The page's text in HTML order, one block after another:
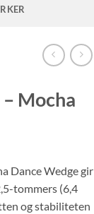
Mocha
Dance Wedge gir
tommers (6,4
og stabiliteten